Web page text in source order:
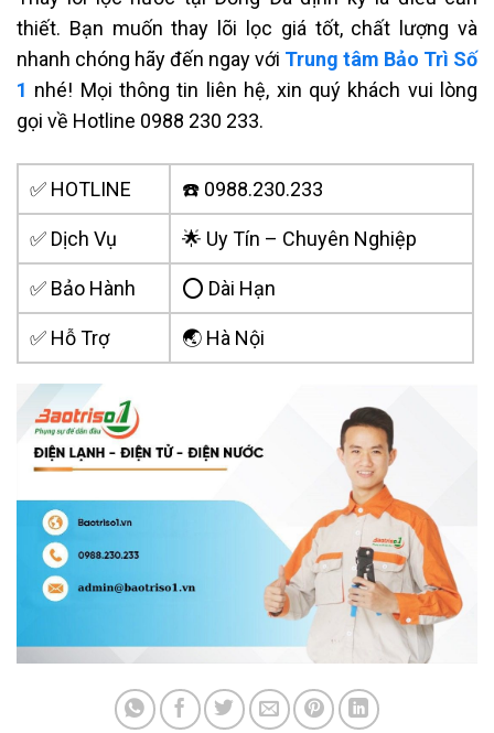
thiết. Bạn muốn thay lõi lọc giá tốt, chất lượng và
nhanh chóng hãy đến ngay với Trung tâm Bảo Trì Số
1 nhé! Mọi thông tin liên hệ, xin quý khách vui lòng
gọi về Hotline 0988 230 233.
✅ HOTLINE ☎️ 0988.230.233
✅ Dịch Vụ 🌟 Uy Tín – Chuyên Nghiệp
✅ Bảo Hành ⭕ Dài Hạn
✅ Hỗ Trợ 🌏 Hà Nội